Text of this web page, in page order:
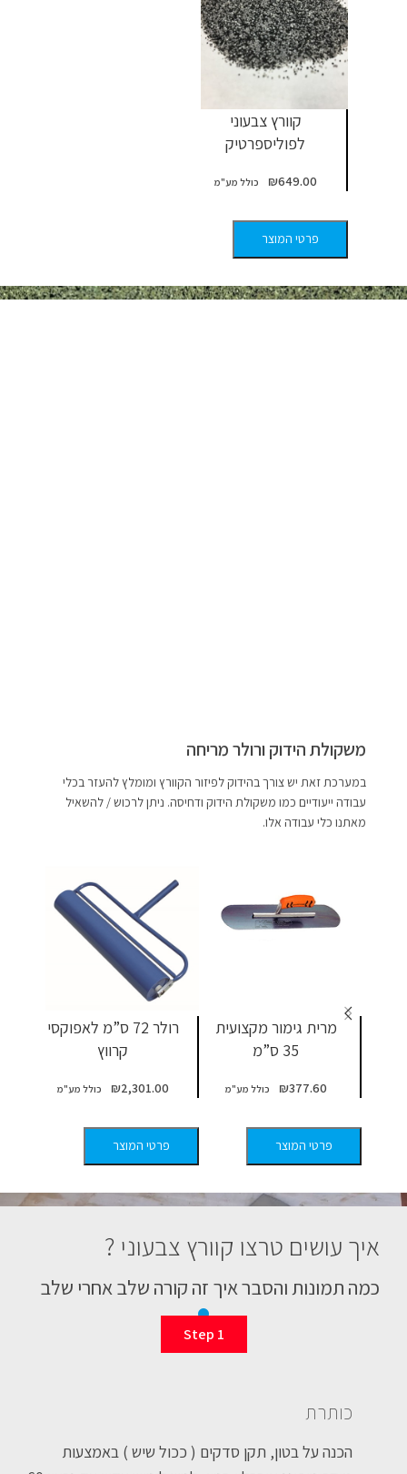
קוורץ צבעוני
לפוליספרטיק
₪649.00
פרטי המוצר
משקולת הידוק ורולר מריחה
במערכת זאת יש צורך בהידוק לפיזור הקוורץ ומומלץ להעזר בכלי
עבודה ייעודיים כמו משקולת הידוק ודחיסה. ניתן לרכוש / להשאיל
מאתנו כלי עבודה אלו.
מרית גימור מקצועית
35 ס”מ
₪377.60
פרטי המוצר
רולר 72 ס”מ לאפוקסי
קרווץ
₪2,301.00
פרטי המוצר
איך עושים טרצו קוורץ צבעוני ?
כמה תמונות והסבר איך זה קורה שלב אחרי שלב
Step 1
כותרת
הכנה על בטון, תקן סדקים ( ככול שיש ) באמצעות